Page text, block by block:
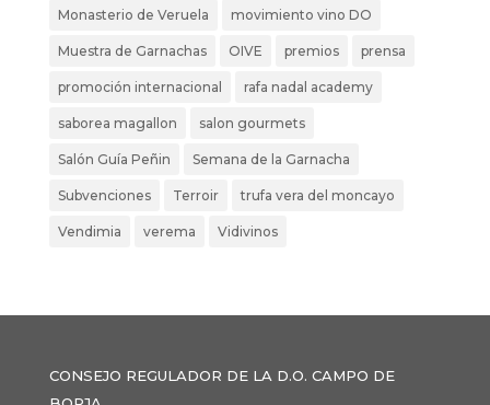
Monasterio de Veruela movimiento vino DO
Muestra de Garnachas OIVE premios prensa
promoción internacional rafa nadal academy
saborea magallon salon gourmets
Salón Guía Peñin Semana de la Garnacha
Subvenciones Terroir trufa vera del moncayo
Vendimia verema Vidivinos
CONSEJO REGULADOR DE LA D.O. CAMPO DE